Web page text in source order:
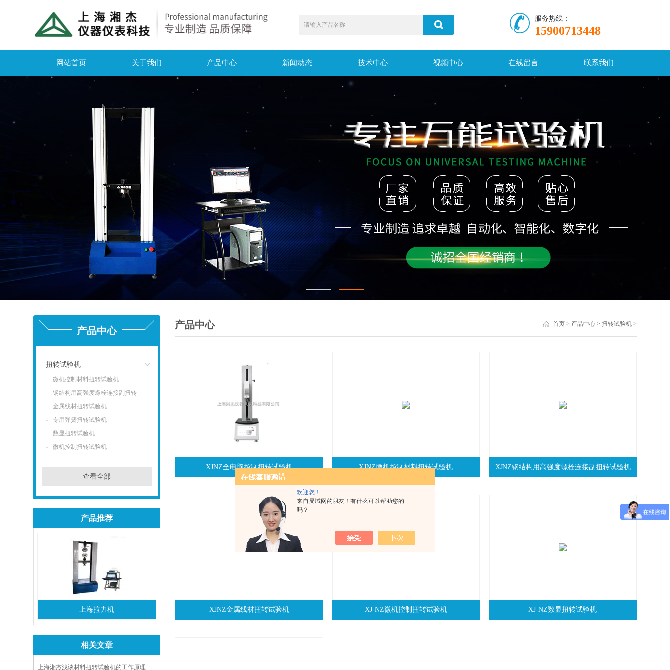
欢迎您！
来自局域网的朋友！有什么可以帮助您的
吗？
服务热线：
15900713448
网站首页 关于我们 产品中心 新闻动态 技术中心 视频中心 在线留言 联系我们
产品中心
扭转试验机
微机控制材料扭转试验机
钢结构用高强度螺栓连接副扭转
试验机
金属线材扭转试验机
专用弹簧扭转试验机
数显扭转试验机
微机控制扭转试验机
查看全部
产品推荐
上海拉力机
相关文章
上海湘杰浅谈材料扭转试验机的工作原理
产品中心 首页> 产品中心> 扭转试验机>
XJNZ全电脑控制扭转试验机 XJNZ微机控制材料扭转试验机 XJNZ钢结构用高强度螺栓连接副扭转试验机
XJNZ金属线材扭转试验机 XJ-NZ微机控制扭转试验机 XJ-NZ数显扭转试验机